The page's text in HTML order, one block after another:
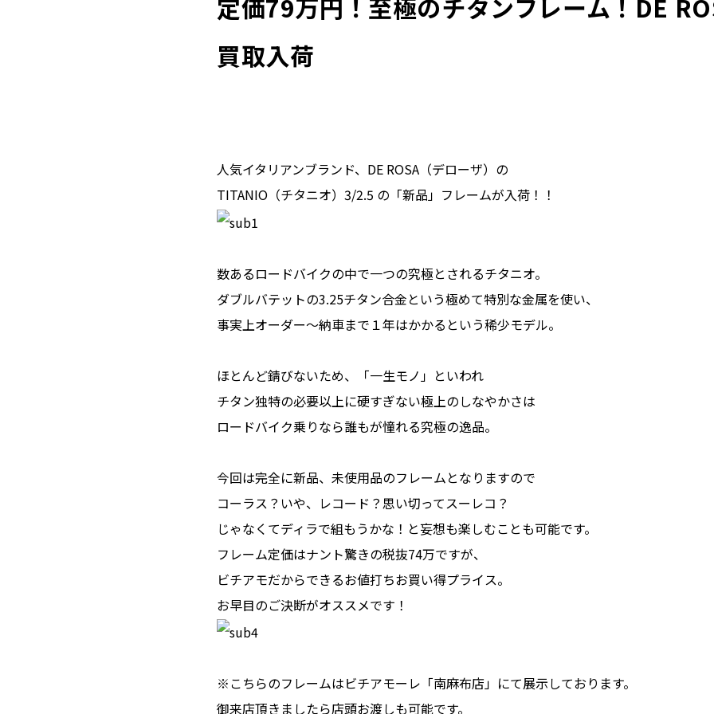
定価79万円！至極のチタンフレーム！DE
買取入荷
人気イタリアンブランド、DE ROSA（デローザ）の
TITANIO（チタニオ）3/2.5 の「新品」フレームが入荷！！
数あるロードバイクの中で一つの究極とされるチタニオ。
ダブルバテットの3.25チタン合金という極めて特別な金属を使い、
事実上オーダー～納車まで１年はかかるという稀少モデル。
ほとんど錆びないため、「一生モノ」といわれ
チタン独特の必要以上に硬すぎない極上のしなやかさは
ロードバイク乗りなら誰もが憧れる究極の逸品。
今回は完全に新品、未使用品のフレームとなりますので
コーラス？いや、レコード？思い切ってスーレコ？
じゃなくてディラで組もうかな！と妄想も楽しむことも可能です。
フレーム定価はナント驚きの税抜74万ですが、
ビチアモだからできるお値打ちお買い得プライス。
お早目のご決断がオススメです！
※こちらのフレームはビチアモーレ「南麻布店」にて展示しております。
御来店頂きましたら店頭お渡しも可能です。